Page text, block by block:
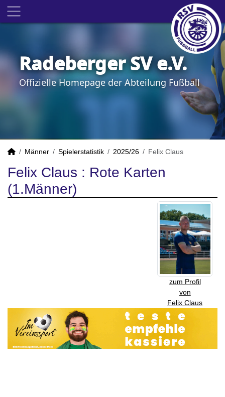
Radeberger SV e.V.
Offizielle Homepage der Abteilung Fußball
Männer Spielerstatistik 2025/26 Felix Claus
Felix Claus : Rote Karten
(1.Männer)
zum Profil
von
Felix Claus